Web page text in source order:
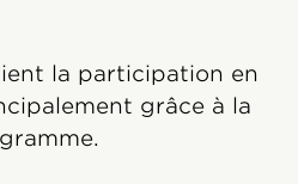
la participation en
grâce à la